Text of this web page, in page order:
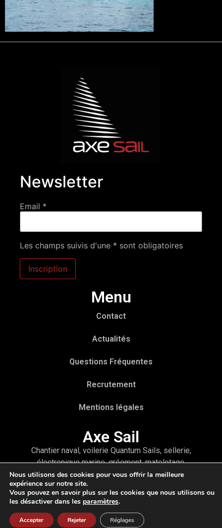
Newsletter
Email *
Les champs suivis d'une * sont obligatoires
Menu
Contact
Actualités
Questions Fréquentes
Recrutement
Mentions légales
Axe Sail
Chantier naval, voilerie Quantum Sails, sellerie,
électronique marine, gréement, matelotage,
accastillage ou encore refit et hivernage, vous
trouverez tous les services pour votre bateau à
travers un interlocuteur unique : Axe Sail
Nous utilisons des cookies pour vous offrir la meilleure
expérience sur notre site.
Vous pouvez en savoir plus sur les cookies que nous utilisons ou
les désactiver dans les paramètres.
Accepter Rejeter Réglages